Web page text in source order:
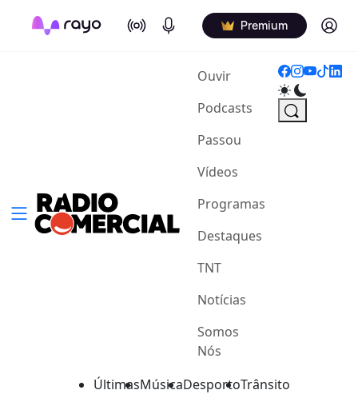
On Air Podcasts Premium Log in
Ouvir(current)
Podcasts
Passou
Vídeos
Programas
Destaques
TNT
Notícias
Somos
Nós
ÚltimasMúsicaDesportoTrânsito